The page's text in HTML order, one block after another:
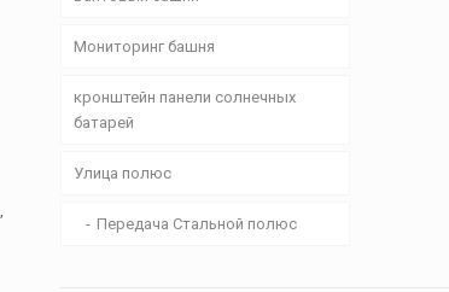
Мониторинг башня
кронштейн панели солнечных
батарей
Улица полюс
Передача Стальной полюс